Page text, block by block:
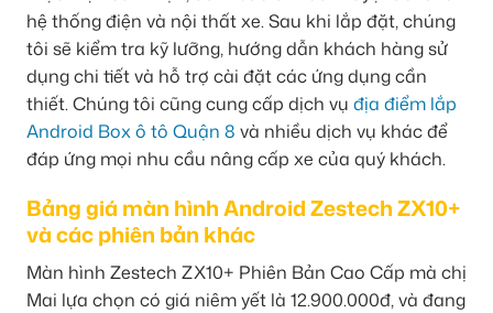
hệ thống điện và nội thất xe. Sau khi lắp đặt, chúng
tôi sẽ kiểm tra kỹ lưỡng, hướng dẫn khách hàng sử
dụng chi tiết và hỗ trợ cài đặt các ứng dụng cần
thiết. Chúng tôi cũng cung cấp dịch vụ địa điểm lắp
Android Box ô tô Quận 8 và nhiều dịch vụ khác để
đáp ứng mọi nhu cầu nâng cấp xe của quý khách.
Bảng giá màn hình Android Zestech ZX10+
và các phiên bản khác
Màn hình Zestech ZX10+ Phiên Bản Cao Cấp mà chị
Mai lựa chọn có giá niêm yết là 12.900.000đ, và đang